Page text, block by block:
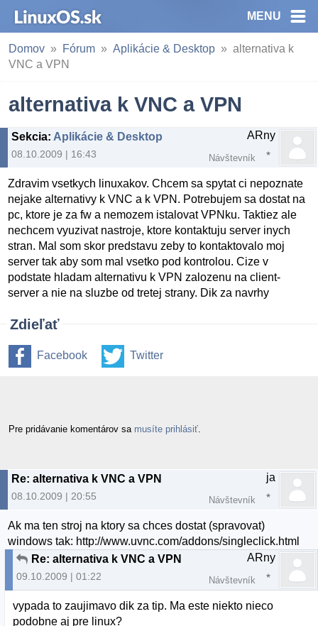
MENU
Domov Fórum Aplikácie & Desktop
alternativa k
VNC a VPN
alternativa k VNC a VPN
Sekcia: Aplikácie & Desktop
08.10.2009 | 16:43
ARny
Návštevník
Zdravim vsetkych linuxakov. Chcem sa spytat ci nepoznate
nejake alternativy k VNC a k VPN. Potrebujem sa dostat na
pc, ktore je za fw a nemozem istalovat VPNku. Taktiez ale
nechcem vyuzivat nastroje, ktore kontaktuju server inych
stran. Mal som skor predstavu zeby to kontaktovalo moj
server tak aby som mal vsetko pod kontrolou. Cize v
podstate hladam alternativu k VPN zalozenu na client-
server a nie na sluzbe od tretej strany. Dik za navrhy
Zdieľať
Facebook Twitter
Pre pridávanie komentárov sa musíte prihlásiť
Re: alternativa k VNC a VPN
08.10.2009 | 20:55
ja
Návštevník
Ak ma ten stroj na ktory sa chces dostat (spravovat)
windows tak: http://www.uvnc.com/addons/singleclick.html
Re: alternativa k VNC a VPN
09.10.2009 | 01:22
ARny
Návštevník
vypada to zaujimavo dik za tip. Ma este niekto nieco
podobne aj pre linux?